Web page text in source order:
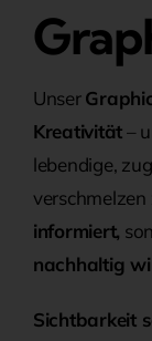
Unser
Kreativität–
lebendige,
informiert,
nachhaltig
Sichtbarkeit